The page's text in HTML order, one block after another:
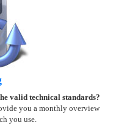
valid technical standards?
you a monthly overview
you use.